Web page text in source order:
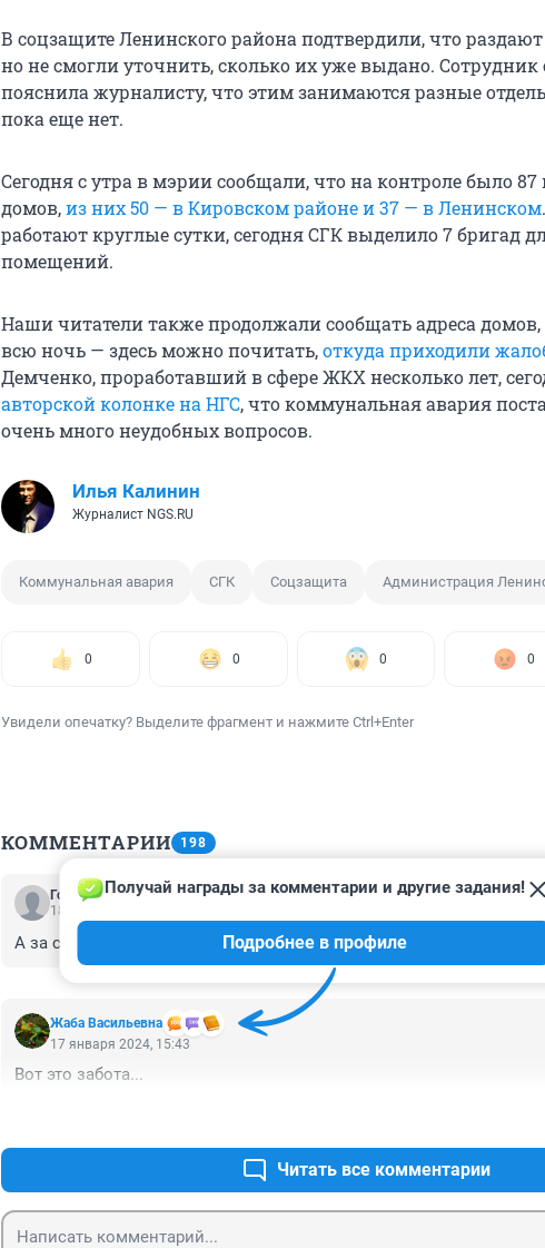
В соцзащите Ленинского района подтвердили, что
но не смогли уточнить, сколько их уже выдано.
пояснила журналисту, что этим занимаются разные
пока еще нет.
Сегодня с утра в мэрии сообщали, что на контроле было
домов,из них 50 — в Кировском районе и 37 — в Ленинском
работают круглые сутки, сегодня СГК выделило 7 бригад
помещений.
Наши читатели также продолжали сообщать адреса домов,
всю ночь — здесь можно почитать,откуда приходили
Демченко, проработавший в сфере ЖКХ несколько лет,
авторской колонке на НГС, что коммунальная авария
очень много неудобных вопросов.
Илья Калинин
Журналист NGS.RU
Коммунальная авария СГК Соцзащита Администрация
0 0 0 0
Увидели опечатку? Выделите фрагмент и нажмите Ctrl+Enter
КОММЕНТАРИИ 198
Гость
18 января 2024, 01:27
А за свет будет кто платить с этими обогревателями
Жаба Васильевна
Получай награды за комментарии и другие задания!
Подробнее в профиле
17 января 2024, 15:43
Вот это забота...
Читать все комментарии